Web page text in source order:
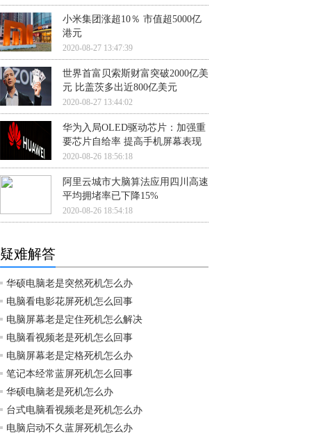
小米集团涨超10％ 市值超5000亿
港元
2020-08-27 13:47:39
世界首富贝索斯财富突破2000亿美
元 比盖茨多出近800亿美元
2020-08-27 13:44:02
华为入局OLED驱动芯片：加强重
要芯片自给率 提高手机屏幕表现
2020-08-26 18:56:18
阿里云城市大脑算法应用四川高速
平均拥堵率已下降15%
2020-08-26 18:54:18
疑难解答
华硕电脑老是突然死机怎么办
电脑看电影花屏死机怎么回事
电脑屏幕老是定住死机怎么解决
电脑看视频老是死机怎么回事
电脑屏幕老是定格死机怎么办
笔记本经常蓝屏死机怎么回事
华硕电脑老是死机怎么办
台式电脑看视频老是死机怎么办
电脑启动不久蓝屏死机怎么办